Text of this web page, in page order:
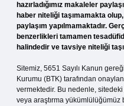
hazırladığımız makaleler
haber niteliği taşımamakta
paylaşım yapılmamaktadır.
benzerlikleri tamamen
halindedir ve tavsiye niteliği
Sitemiz, 5651 Sayılı Kanun
Kurumu (BTK) tarafından
vermektedir. Bu nedenle,
veya araştırma yükümlülüğümüz